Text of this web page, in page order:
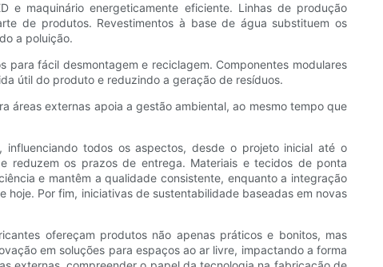
e maquinário energeticamente eficiente. Linhas de produção
de produtos. Revestimentos à base de água substituem os
a poluição.
fácil desmontagem e reciclagem. Componentes modulares
útil do produto e reduzindo a geração de resíduos.
áreas externas apoia a gestão ambiental, ao mesmo tempo que
influenciando todos os aspectos, desde o projeto inicial até o
reduzem os prazos de entrega. Materiais e tecidos de ponta
e mantêm a qualidade consistente, enquanto a integração
Por fim, iniciativas de sustentabilidade baseadas em novas
ofereçam produtos não apenas práticos e bonitos, mas
em soluções para espaços ao ar livre, impactando a forma